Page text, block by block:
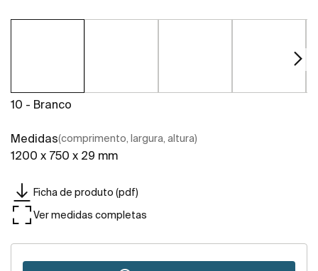
10 - Branco
Medidas(comprimento, largura, altura)
1200 x 750 x 29 mm
Ficha de produto (pdf)
Ver medidas completas